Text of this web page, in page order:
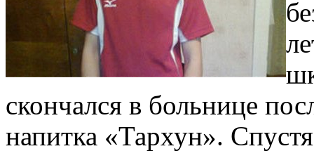
скончался в больнице
напитка «Тархун».